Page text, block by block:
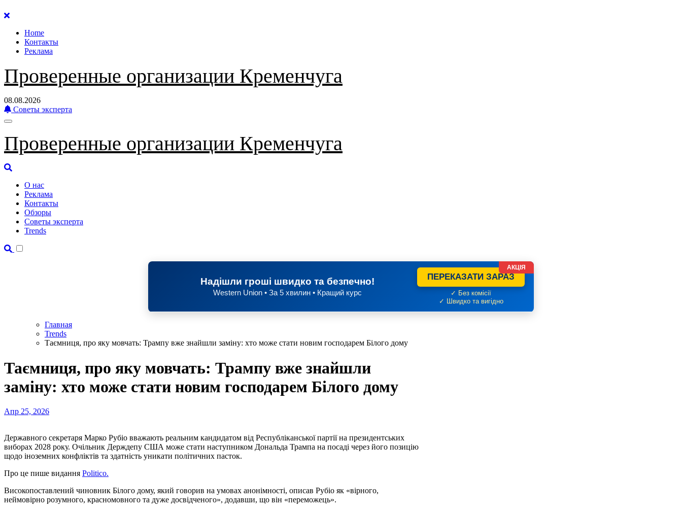
Перейти
содержанию
Home
Контакты
Реклама
Проверенные организации Кременчуга
08.08.2026
Советы эксперта
Проверенные организации Кременчуга
О нас
Реклама
Контакты
Обзоры
Советы эксперта
Trends
Надішли гроші швидко та безпечно!
Western Union • За 5 хвилин • Кращий курс
ПЕРЕКАЗАТИ ЗАРАЗ
✓ Без комісії
✓ Швидко та вигідно
АКЦІЯ
Главная
Trends
Таємниця, про яку мовчать: Трампу вже знайшли заміну: хто може стати новим господарем Білого дому
Таємниця, про яку мовчать: Трампу вже знайшли
заміну: хто може стати новим господарем Білого дому
Апр 25, 2026
Державного секретаря Марко Рубіо вважають реальним кандидатом від Республіканської партії на президентських
виборах 2028 року. Очільник Держдепу США може стати наступником Дональда Трампа на посаді через його позицію
щодо іноземних конфліктів та здатність уникати політичних пасток.
Про це пише видання Politico.
Високопоставлений чиновник Білого дому, який говорив на умовах анонімності, описав Рубіо як «вірного,
неймовірно розумного, красномовного та дуже досвідченого», додавши, що він «переможець».